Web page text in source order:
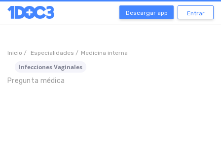
Descargar app Entrar
Inicio / Especialidades / Medicina interna
Infecciones Vaginales
Pregunta médica